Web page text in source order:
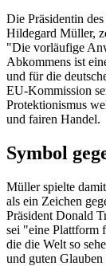
Die Präsidentin
Hildegard Müller,
"Die vorläufige
Abkommens ist
und für die
EU-Kommission
Protektionismus
und fairen Handel.
Symbol
Müller spielte
als ein Zeichen
Präsident Donald
sei "eine Plattform
die die Welt so
und guten Glauben